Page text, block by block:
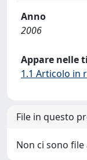
Anno
2006
Appare nelle
1.1 Articolo in
File in questo
Non ci sono